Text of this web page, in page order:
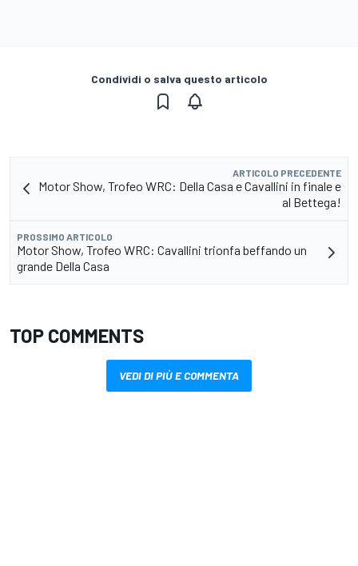
Condividi o salva questo articolo
ARTICOLO PRECEDENTE
Motor Show, Trofeo WRC: Della Casa e Cavallini in finale e
al Bettega!
PROSSIMO ARTICOLO
Motor Show, Trofeo WRC: Cavallini trionfa beffando un
grande Della Casa
TOP COMMENTS
VEDI DI PIÙ E COMMENTA